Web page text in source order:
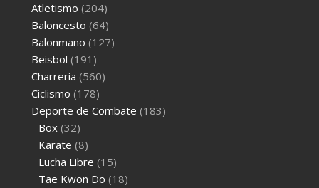
Atletismo (204)
Baloncesto (64)
Balonmano (127)
Beisbol (191)
Charreria (560)
Ciclismo (178)
Deporte de Combate (183)
Box (32)
Karate (8)
Lucha Libre (15)
Tae Kwon Do (18)